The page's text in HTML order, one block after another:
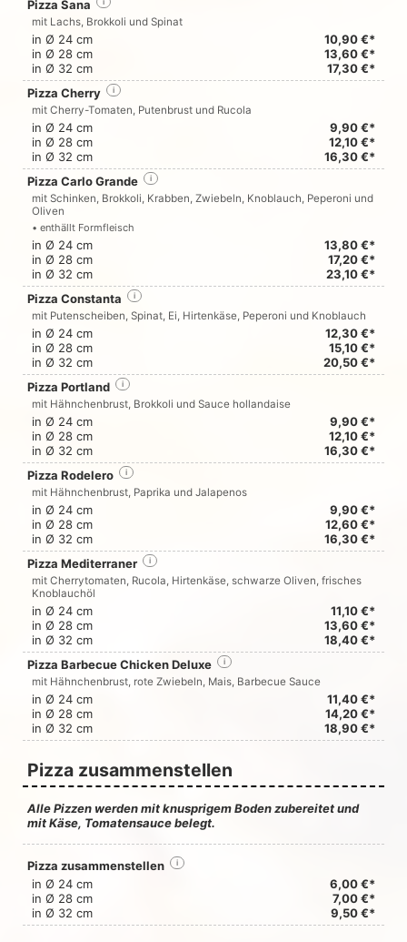
Pizza Sana
mit Lachs, Brokkoli und Spinat
in Ø 24 cm
10,90 €*
in Ø 28 cm
13,60 €*
in Ø 32 cm
17,30 €*
Pizza Cherry
i
mit Cherry-Tomaten, Putenbrust und Rucola
in Ø 24 cm
9,90 €*
in Ø 28 cm
12,10 €*
in Ø 32 cm
16,30 €*
Pizza Carlo Grande
i
mit Schinken, Brokkoli, Krabben, Zwiebeln, Knoblauch, Peperoni und
Oliven
• enthällt Formfleisch
in Ø 24 cm
13,80 €*
in Ø 28 cm
17,20 €*
in Ø 32 cm
23,10 €*
Pizza Constanta
i
mit Putenscheiben, Spinat, Ei, Hirtenkäse, Peperoni und Knoblauch
in Ø 24 cm
12,30 €*
in Ø 28 cm
15,10 €*
in Ø 32 cm
20,50 €*
Pizza Portland
i
mit Hähnchenbrust, Brokkoli und Sauce hollandaise
in Ø 24 cm
9,90 €*
in Ø 28 cm
12,10 €*
in Ø 32 cm
16,30 €*
Pizza Rodelero
i
mit Hähnchenbrust, Paprika und Jalapenos
in Ø 24 cm
9,90 €*
in Ø 28 cm
12,60 €*
in Ø 32 cm
16,30 €*
Pizza Mediterraner
i
mit Cherrytomaten, Rucola, Hirtenkäse, schwarze Oliven, frisches
Knoblauchöl
in Ø 24 cm
11,10 €*
in Ø 28 cm
13,60 €*
in Ø 32 cm
18,40 €*
Pizza Barbecue Chicken Deluxe
i
mit Hähnchenbrust, rote Zwiebeln, Mais, Barbecue Sauce
in Ø 24 cm
11,40 €*
in Ø 28 cm
14,20 €*
in Ø 32 cm
18,90 €*
Pizza zusammenstellen
Alle Pizzen werden mit knusprigem Boden zubereitet und
mit Käse, Tomatensauce belegt.
Pizza zusammenstellen i
in Ø 24 cm
6,00 €*
in Ø 28 cm
7,00 €*
in Ø 32 cm
9,50 €*